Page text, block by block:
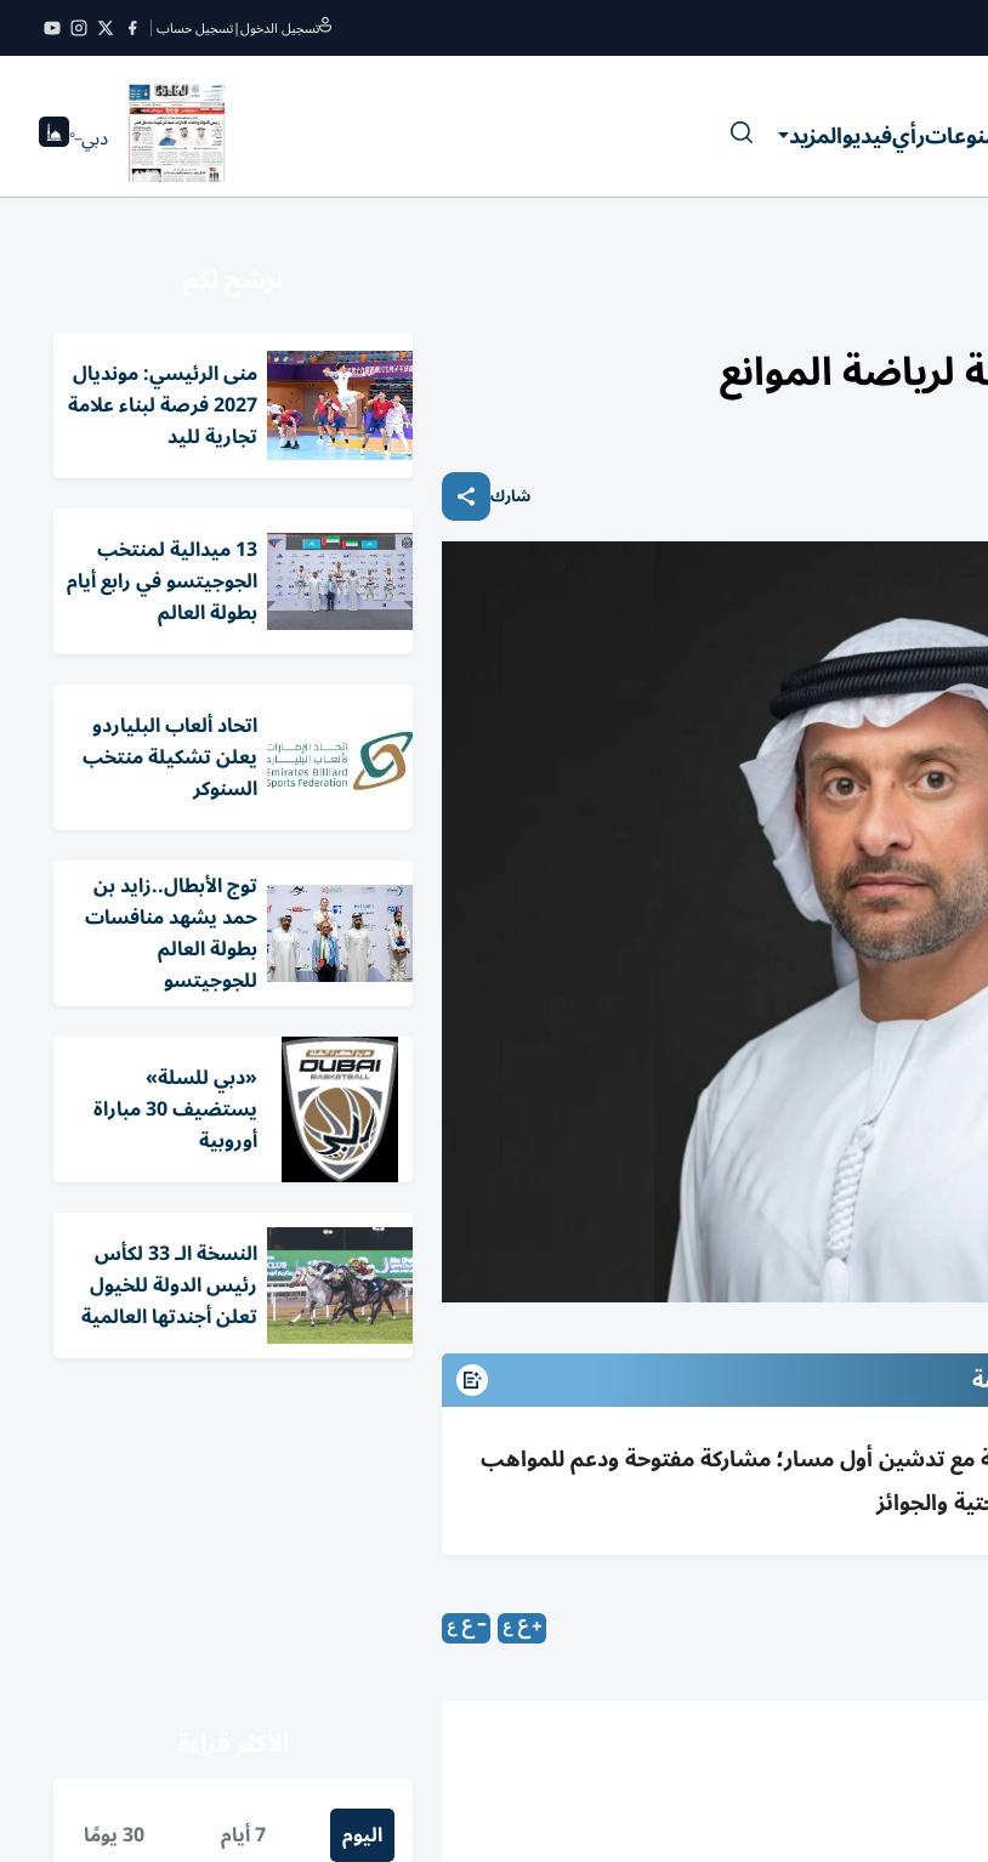
تسجيل الدخول|تسجيل حساب
رأيفيديوالمزيد دبي--°
الموانع
شارك
الموانع 10 مايو بنادي مليحة مع تدشين أول مسار؛ مشاركة مفتوحة ودعم للمواهب
والجوائز
منى الرئيسي: مونديال
2027 فرصة لبناء علامة
تجارية لليد
13 ميدالية لمنتخب
الجوجيتسو في رابع أيام
بطولة العالم
اتحاد ألعاب البلياردو
يعلن تشكيلة منتخب
السنوكر
توج الأبطال..زايد بن
حمد يشهد منافسات
بطولة العالم
للجوجيتسو
«دبي للسلة»
يستضيف 30 مباراة
أوروبية
النسخة الـ 33 لكأس
رئيس الدولة للخيول
تعلن أجندتها العالمية
اليوم 7 أيام 30 يومًا